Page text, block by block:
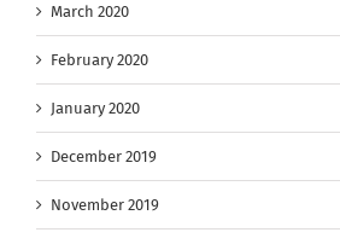
March 2020
February 2020
January 2020
December 2019
November 2019